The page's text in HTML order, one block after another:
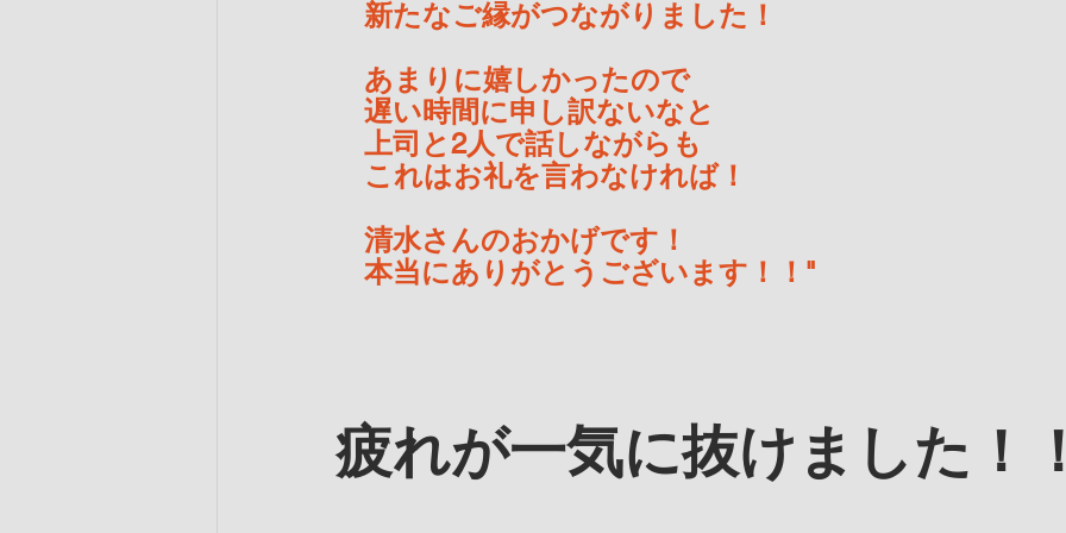
新たなご縁がつながりました！
あまりに嬉しかったので
遅い時間に申し訳ないなと
上司と2人で話しながらも
これはお礼を言わなければ！
清水さんのおかげです！
本当にありがとうございます！！"
疲れが一気に抜けました！